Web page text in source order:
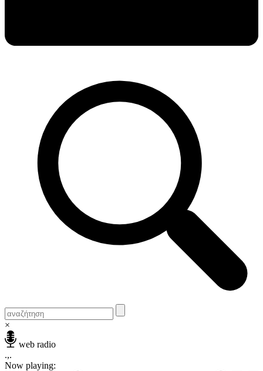
×
web radio
.,.
Now playing: